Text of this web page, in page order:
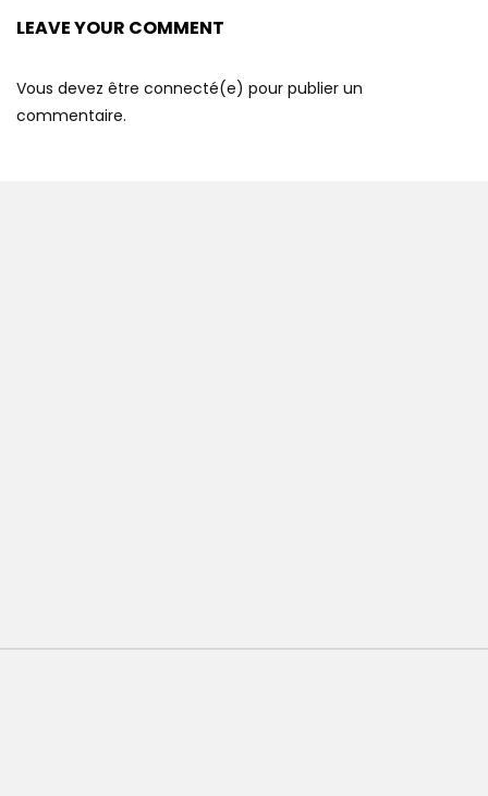
LEAVE YOUR COMMENT
Vous devez être connecté(e) pour publier un
commentaire.